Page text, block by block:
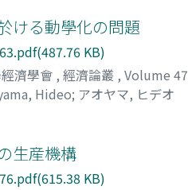
ける動學化の問題
KB)
濟學會 , 經濟論叢 , Volume 47
Hideo; アオヤマ, ヒデオ
生産機構
KB)